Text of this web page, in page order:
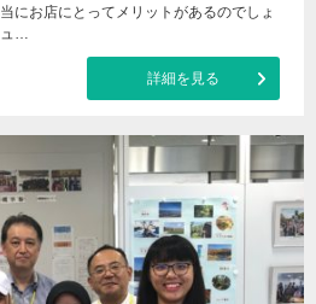
にお店にとってメリットがあるのでしょ
ュ…
詳細を見る